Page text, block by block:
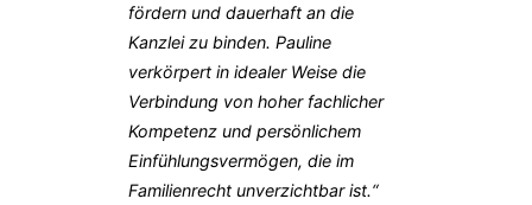
fördern und dauerhaft an die
Kanzlei zu binden. Pauline
verkörpert in idealer Weise die
Verbindung von hoher fachlicher
Kompetenz und persönlichem
Einfühlungsvermögen, die im
Familienrecht unverzichtbar ist.“